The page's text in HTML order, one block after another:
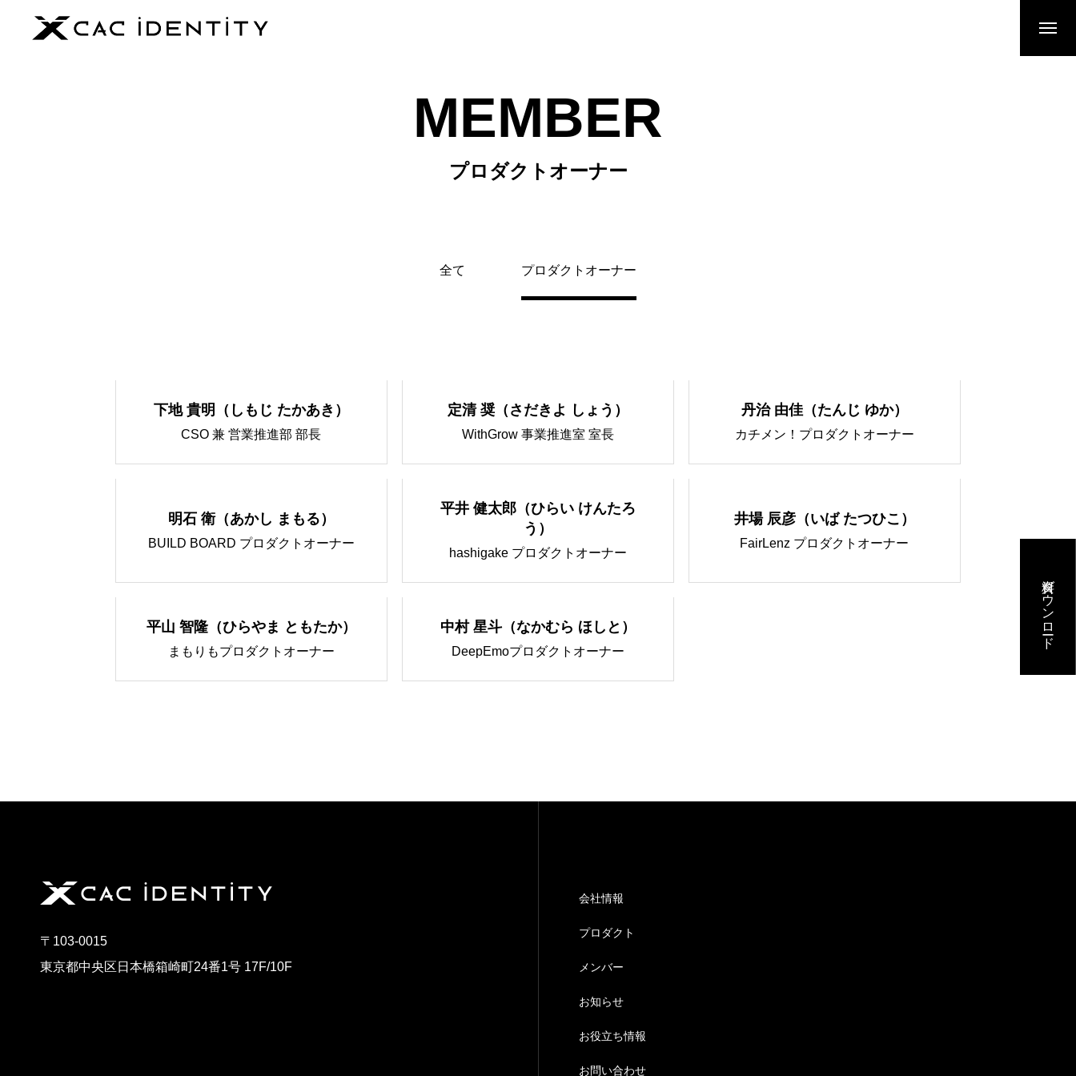
会社情報
プロダクト
メンバー
お知らせ
お問い合わせ
資料ダウンロード
MEMBER
プロダクトオーナー
全て プロダクトオーナー
下地 貴明（しもじ たかあき）
CSO 兼 営業推進部 部長
定清 奨（さだきよ しょう）
WithGrow 事業推進室 室長
丹治 由佳（たんじ ゆか）
カチメン！プロダクトオーナー
明石 衛（あかし まもる）
BUILD BOARD プロダクトオーナー
平井 健太郎（ひらい けんたろ
う）
hashigake プロダクトオーナー
井場 辰彦（いば たつひこ）
FairLenz プロダクトオーナー
平山 智隆（ひらやま ともたか）
まもりもプロダクトオーナー
中村 星斗（なかむら ほしと）
DeepEmoプロダクトオーナー
〒103-0015
東京都中央区日本橋箱崎町24番1号 17F/10F
会社情報
プロダクト
メンバー
お知らせ
お役立ち情報
お問い合わせ